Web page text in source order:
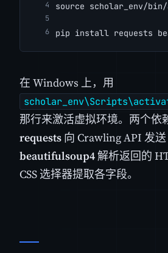
source scholar_env/
pip install requests
在 Windows 上，用
那行来激活虚拟环境。两个依
requests 向 Crawling API 发送
beautifulsoup4解析返回的
CSS 选择器提取各字段。